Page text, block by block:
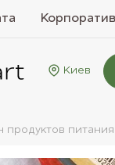
Киев
продуктов питания